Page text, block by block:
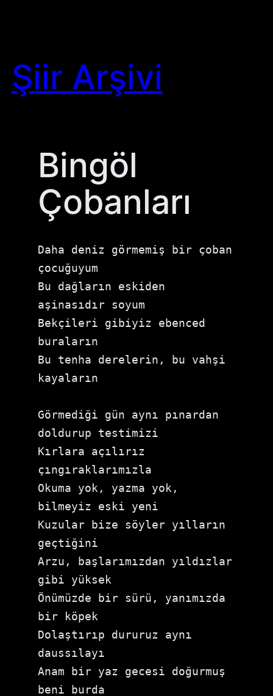
Şiir Arşivi
Bingöl
Çobanları
Daha deniz görmemiş bir çoban
çocuğuyum
Bu dağların eskiden
aşinasıdır soyum
Bekçileri gibiyiz ebenced
buraların
Bu tenha derelerin, bu vahşi
kayaların
Görmediği gün aynı pınardan
doldurup testimizi
Kırlara açılırız
çıngıraklarımızla
Okuma yok, yazma yok,
bilmeyiz eski yeni
Kuzular bize söyler yılların
geçtiğini
Arzu, başlarımızdan yıldızlar
gibi yüksek
Önümüzde bir sürü, yanımızda
bir köpek
Dolaştırıp dururuz aynı
daussılayı
Anam bir yaz gecesi doğurmuş
beni burda